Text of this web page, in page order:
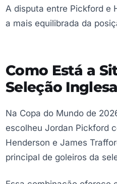
A disputa entre Pickford e
a mais equilibrada da
Como Está a
Seleção
Na Copa do Mundo de
escolheu Jordan Pickford
Henderson e James
principal de goleiros da